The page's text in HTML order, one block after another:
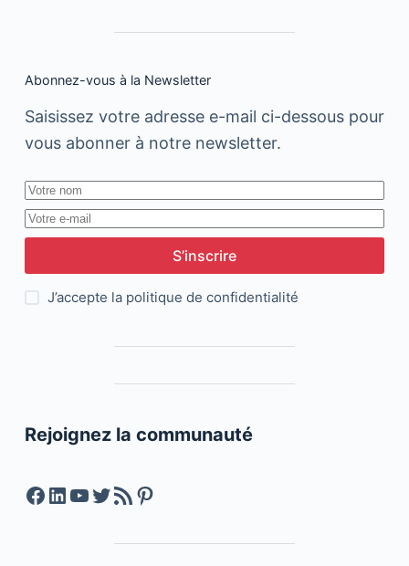
Abonnez-vous à la Newsletter
Saisissez votre adresse e-mail ci-dessous pour
vous abonner à notre newsletter.
S’inscrire
J’accepte la politique de confidentialité
Rejoignez la communauté
Facebook
LinkedIn
YouTube
Twitter
Feed RSSPinterest